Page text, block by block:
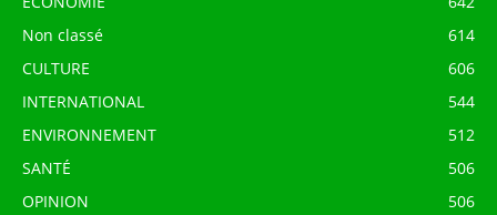
Non classé
614
CULTURE
606
INTERNATIONAL
544
ENVIRONNEMENT
512
SANTÉ
506
OPINION
506